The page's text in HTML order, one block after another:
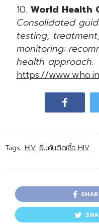
World Health
Consolidated
testing,
monitoring:
health approach.
https://
Tags: HIV ผื่นคันติดเชื้อ HIV